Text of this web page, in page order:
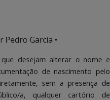
Pedro Garcia •
desejam alterar o nome e
de nascimento pelo
sem a presença de
a, qualquer cartório de